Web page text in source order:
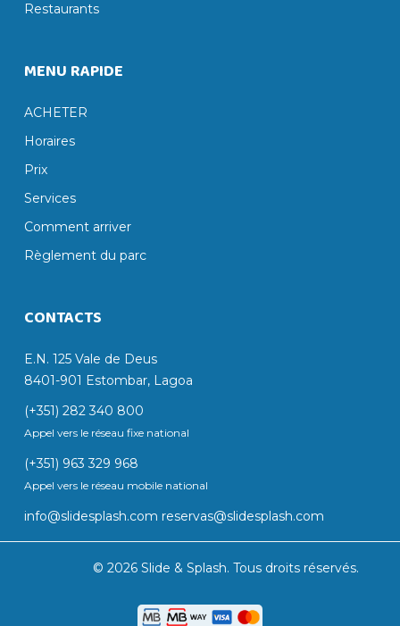
Restaurants
MENU RAPIDE
ACHETER
Horaires
Prix
Services
Comment arriver
Règlement du parc
CONTACTS
E.N. 125 Vale de Deus
8401-901 Estombar, Lagoa
(+351) 282 340 800
Appel vers le réseau fixe national
(+351) 963 329 968
Appel vers le réseau mobile national
info@slidesplash.com reservas@slidesplash.com
© 2026 Slide & Splash. Tous droits réservés.